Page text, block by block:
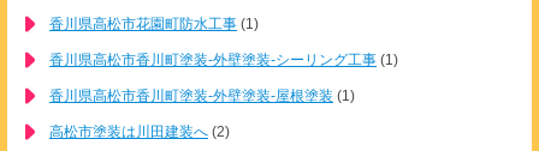
香川県高松市花園町防水工事 (1)
香川県高松市香川町塗装-外壁塗装-シーリング工事 (1)
香川県高松市香川町塗装-外壁塗装-屋根塗装 (1)
高松市塗装は川田建装へ (2)